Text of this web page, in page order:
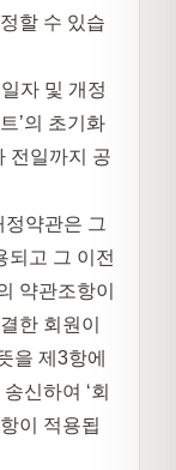
할 수 있습
자 및 개정
’의 초기화
전일까지 공
정약관은 그
되고 그 이전
약관조항이
한 회원이
을 제3항에
신하여 ‘회
이 적용됩